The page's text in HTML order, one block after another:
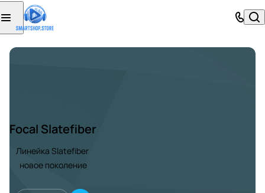
Focal Slatefiber
Линейка Slatefiber
новое поколение